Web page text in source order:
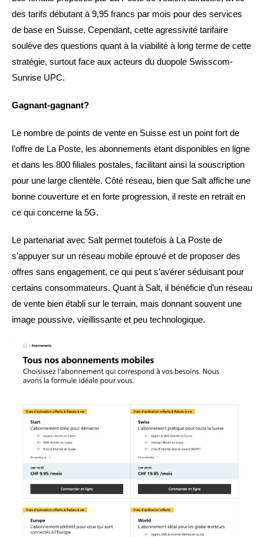
des tarifs débutant à 9,95 francs par mois pour des services
de base en Suisse. Cependant, cette agressivité tarifaire
soulève des questions quant à la viabilité à long terme de cette
stratégie, surtout face aux acteurs du duopole Swisscom-
Sunrise UPC.
Gagnant-gagnant?
Le nombre de points de vente en Suisse est un point fort de
l’offre de La Poste, les abonnements étant disponibles en ligne
et dans les 800 filiales postales, facilitant ainsi la souscription
pour une large clientèle. Côté réseau, bien que Salt affiche une
bonne couverture et en forte progression, il reste en retrait en
ce qui concerne la 5G.
Le partenariat avec Salt permet toutefois à La Poste de
s’appuyer sur un réseau mobile éprouvé et de proposer des
offres sans engagement, ce qui peut s’avérer séduisant pour
certains consommateurs. Quant à Salt, il bénéficie d’un réseau
de vente bien établi sur le terrain, mais donnant souvent une
image poussive, vieillissante et peu technologique.